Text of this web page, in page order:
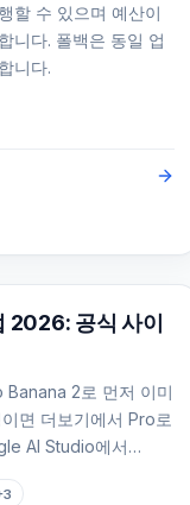
할 수 있으며 예산이
니다. 폴백은 동일 업
니다.
공식 사이
Banana 2로 먼저 이미
면 더보기에서 Pro로
AI Studio에서
3